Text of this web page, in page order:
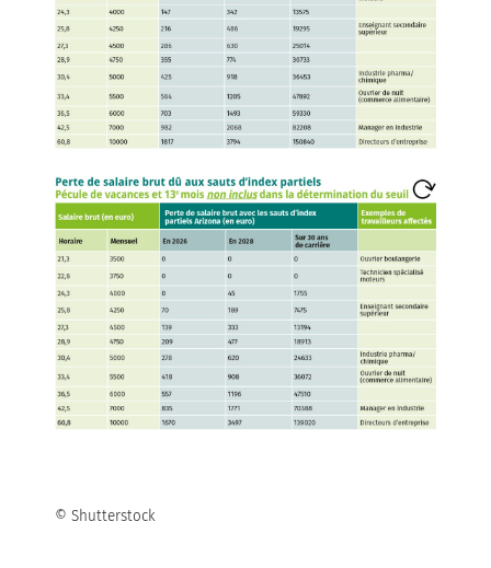
© Shutterstock